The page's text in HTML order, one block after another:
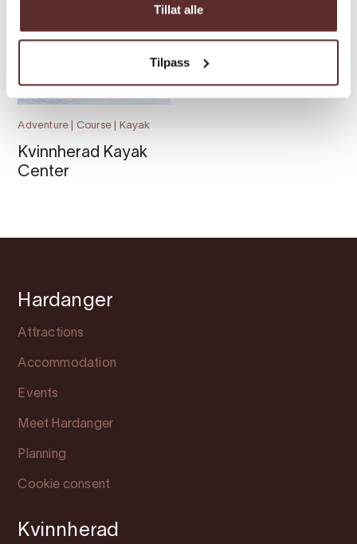
Tillat alle
Tilpass
Adventure | Course | Kayak
Kvinnherad Kayak
Center
Hardanger
Attractions
Accommodation
Events
Meet Hardanger
Planning
Cookie consent
Kvinnherad